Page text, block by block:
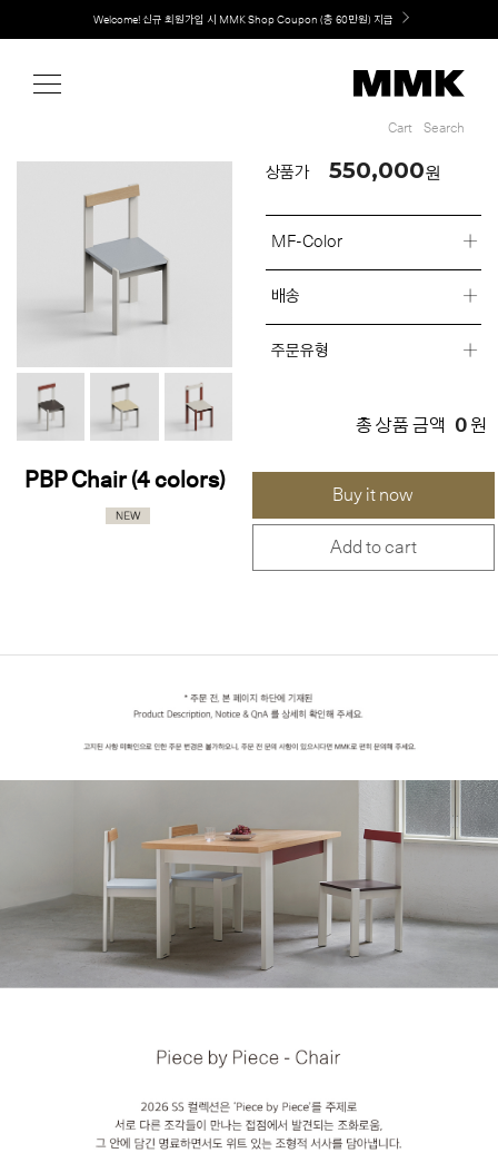
Welcome! 신규 회원가입 시 MMK Shop Coupon (총 60만원) 지급
Cart Search
PBP Chair (4 colors)
상품가 550,000원
MF-Color
배송
주문유형
총 상품 금액 0 원
Buy it now
Add to cart